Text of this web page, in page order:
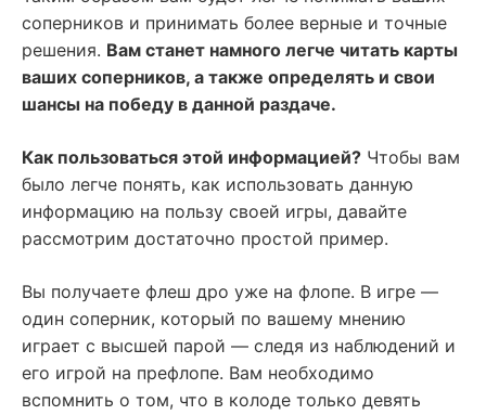
соперников и принимать более верные и точные
решения. Вам станет намного легче читать карты
ваших соперников, а также определять и свои
шансы на победу в данной раздаче.
Как пользоваться этой информацией? Чтобы вам
было легче понять, как использовать данную
информацию на пользу своей игры, давайте
рассмотрим достаточно простой пример.
Вы получаете флеш дро уже на флопе. В игре —
один соперник, который по вашему мнению
играет с высшей парой — следя из наблюдений и
его игрой на префлопе. Вам необходимо
вспомнить о том, что в колоде только девять